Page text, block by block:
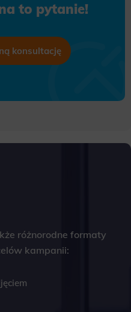
to pytanie!
konsultację
różnorodne formaty
kampanii: